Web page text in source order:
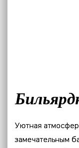
Уютная
замечательным